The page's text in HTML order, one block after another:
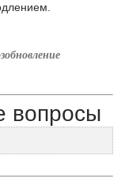
вопросы